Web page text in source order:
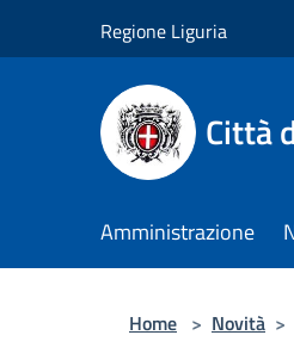
Regione Liguria
Città
Amministrazione
Home > Novità >